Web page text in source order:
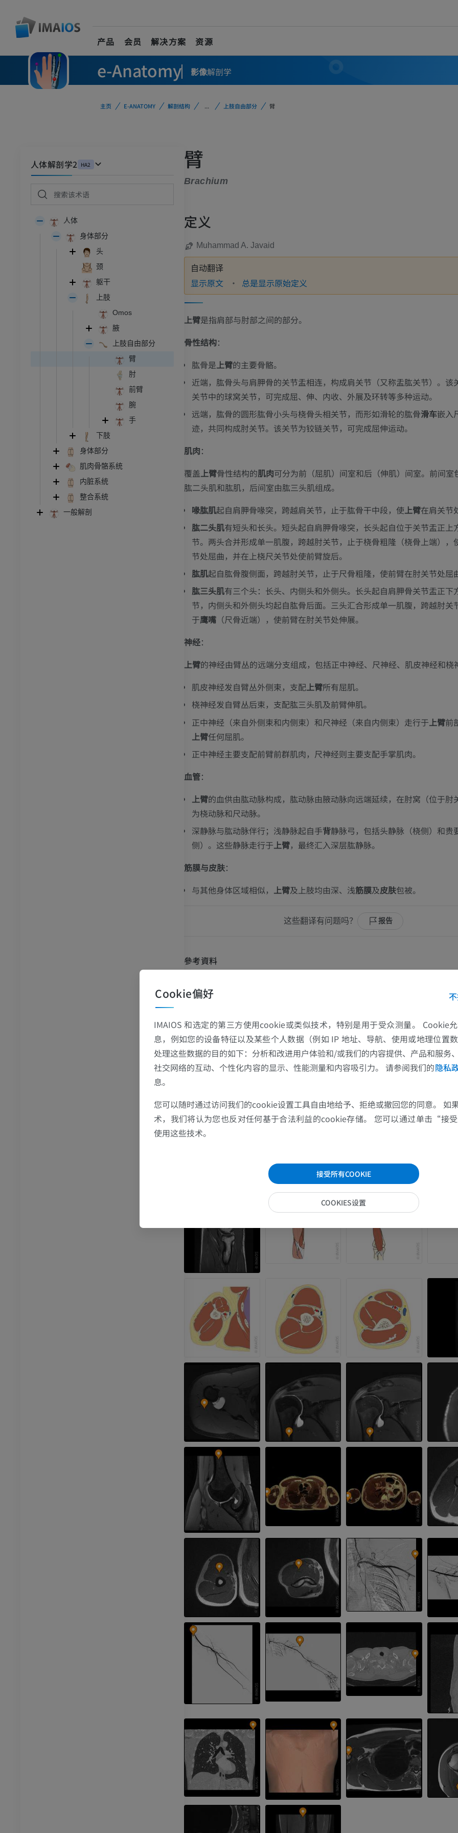
产品 会员 解决方案 资源
e-Anatomy 影像解剖学
主页 E-ANATOMY 解剖结构 ... 上肢自由部分 臂
人体解剖学2 HA2
人体
身体部分
头
颈
躯干
上肢
Omos
腋
上肢自由部分
臂
肘
前臂
腕
手
下肢
身体部分
肌肉骨骼系统
内脏系统
整合系统
一般解剖
臂
Brachium
定义
Muhammad A. Javaid
自动翻译
显示原文 总是显示原始定义
上臂是指肩部与肘部之间的部分。
骨性结构：
肱骨是上臂的主要骨骼。
近端，肱骨头与肩胛骨的关节盂相连，构成肩关节（又称盂肱关节）。该
关节中的球窝关节，可完成屈、伸、内收、外展及环转等多种运动。
远端，肱骨的圆形肱骨小头与桡骨头相关节，而形如滑轮的肱骨滑车嵌入
迹，共同构成肘关节。该关节为铰链关节，可完成屈伸运动。
肌肉：
覆盖上臂骨性结构的肌肉可分为前（屈肌）间室和后（伸肌）间室。前间室
肱二头肌和肱肌，后间室由肱三头肌组成。
喙肱肌起自肩胛骨喙突，跨越肩关节，止于肱骨干中段，使上臂在肩关节
肱二头肌有短头和长头。短头起自肩胛骨喙突，长头起自位于关节盂正上
节。两头合并形成单一肌腹，跨越肘关节，止于桡骨粗隆（桡骨上端），
节处屈曲，并在上桡尺关节处使前臂旋后。
肱肌起自肱骨腹侧面，跨越肘关节，止于尺骨粗隆，使前臂在肘关节处屈
肱三头肌有三个头：长头、内侧头和外侧头。长头起自肩胛骨关节盂正下
节，内侧头和外侧头均起自肱骨后面。三头汇合形成单一肌腹，跨越肘关
于鹰嘴 （尺骨近端），使前臂在肘关节处伸展。
神经：
上臂的神经由臂丛的远端分支组成，包括正中神经、尺神经、肌皮神经和桡
肌皮神经发自臂丛外侧束，支配上臂所有屈肌。
桡神经发自臂丛后束，支配肱三头肌及前臂伸肌。
正中神经（来自外侧束和内侧束）和尺神经（来自内侧束）走行于上臂前
上臂任何屈肌。
正中神经主要支配前臂前群肌肉，尺神经则主要支配手掌肌肉。
血管：
上臂的血供由肱动脉构成，肱动脉由腋动脉向远端延续，在肘窝（位于肘
为桡动脉和尺动脉。
深静脉与肱动脉伴行；浅静脉起自手背静脉弓，包括头静脉（桡侧）和贵
侧）。这些静脉走行于上臂，最终汇入深层肱静脉。
筋膜与皮肤：
与其他身体区域相似， 上臂及上肢均由深、浅筋膜及皮肤包被。
这些翻译有问题吗？ 报告
參考資料
ted 2022 Jul 25]. In:
om:https://www.ncbi.nlm.nih.gov/books/NBK507841/
Students.(2nd ed.) Philadelphia PA 19103-2899: Elsevier, pp. 710-724.
图片集
计算机体层摄影
上肢MRI
优质会员
肩MRI
优质会员
肘部MRI
MRI
手部MRI
优质会员
优质会员
上肢血管造影
血管造影术
可视人计划
下肢血管造影
下肢X光照片
优质会员
髋MRI
膝MRI
脚踝和后足
优质会员
前足MRI
MRI
下肢CTA
腿（动脉和
计算机体层
免費
下肢血管造影
血管造影术
Cookie偏好
IMAIOS 和选定的第三方使用cookie或类似技术，特别是用于受众测量。 Cookie
息，例如您的设备特征以及某些个人数据（例如 IP 地址、导航、使用或地理位置
处理这些数据的目的如下：分析和改进用户体验和/或我们的内容提供、产品和服务
社交网络的互动、个性化内容的显示、性能测量和内容吸引力。 请参阅我们的隐私
息。
您可以随时通过访问我们的cookie设置工具自由地给予、拒绝或撤回您的同意。 如
术，我们将认为您也反对任何基于合法利益的cookie存储。 您可以通过单击“接
使用这些技术。
接受所有COOKIE
COOKIES设置